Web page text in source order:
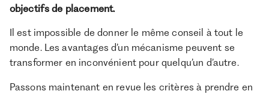
objectifs de placement.
Il est impossible de donner le même conseil à tout le
monde. Les avantages d’un mécanisme peuvent se
transformer en inconvénient pour quelqu’un d’autre.
Passons maintenant en revue les critères à prendre en